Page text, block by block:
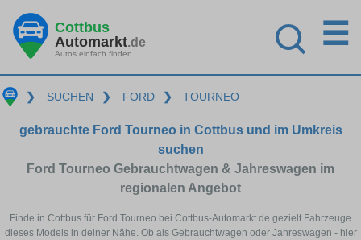
Cottbus
Automarkt.de
Autos einfach finden
☰
❯ SUCHEN ❯ FORD ❯ TOURNEO
gebrauchte Ford Tourneo in Cottbus und im Umkreis
suchen
Ford Tourneo Gebrauchtwagen & Jahreswagen im
regionalen Angebot
Finde in Cottbus für Ford Tourneo bei Cottbus-Automarkt.de gezielt Fahrzeuge
dieses Models in deiner Nähe. Ob als Gebrauchtwagen oder Jahreswagen - hier